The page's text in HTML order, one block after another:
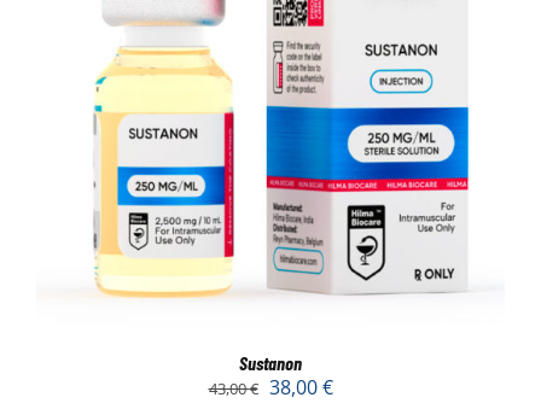
Sustanon
43,00€ 38,00€